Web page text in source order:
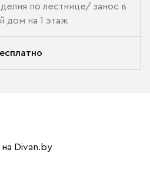
по лестнице/ занос в
дом на 1 этаж
Divan.by